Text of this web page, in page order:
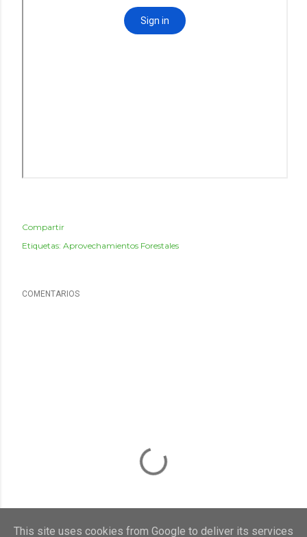
Compartir
Etiquetas: Aprovechamientos Forestales
COMENTARIOS
This site uses cookies from Google to deliver its services